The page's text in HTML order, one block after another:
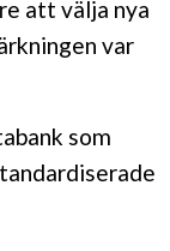
att välja nya
var
som